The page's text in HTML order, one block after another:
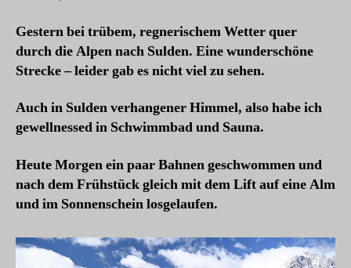
Gestern bei trübem, regnerischem Wetter quer
durch die Alpen nach Sulden. Eine wunderschöne
Strecke – leider gab es nicht viel zu sehen.
Auch in Sulden verhangener Himmel, also habe ich
gewellnessed in Schwimmbad und Sauna.
Heute Morgen ein paar Bahnen geschwommen und
nach dem Frühstück gleich mit dem Lift auf eine Alm
und im Sonnenschein losgelaufen.